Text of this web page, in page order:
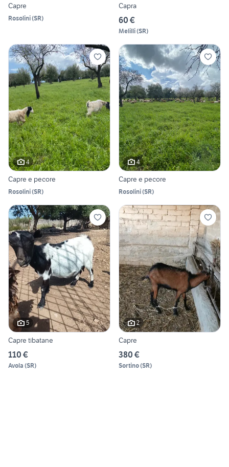
Capre
Rosolini(SR)
Capra
60 €
Melilli(SR)
4
Capre e pecore
Rosolini(SR)
4
Capre e pecore
Rosolini(SR)
5
Capre tibatane
110 €
Avola (SR)
2
Capre
380 €
Sortino(SR)